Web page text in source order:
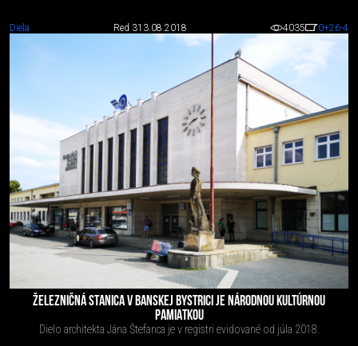
Diela Red 313.08.2018 4035 0+26-4
ŽELEZNIČNÁ STANICA V BANSKEJ BYSTRICI JE NÁRODNOU KULTÚRNOU
PAMIATKOU
Dielo architekta Jána Štefanca je v registri evidované od júla 2018.